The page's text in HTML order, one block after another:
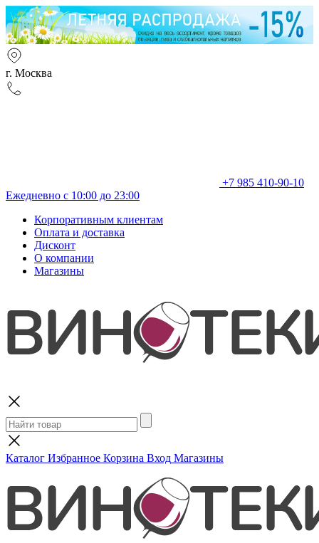
г. Москва
+7 985 410-90-10
Ежедневно с 10:00 до 23:00
Корпоративным клиентам
Оплата и доставка
Дисконт
О компании
Магазины
Каталог Избранное Корзина Вход Магазины